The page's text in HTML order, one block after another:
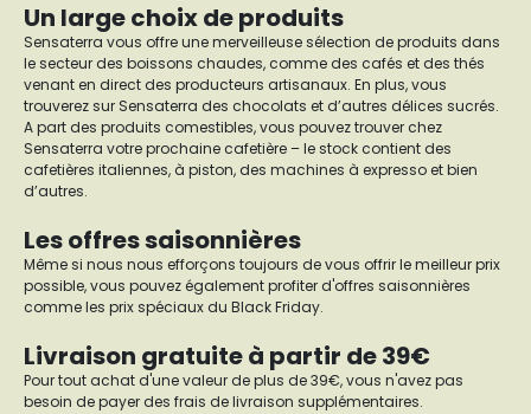
Un large choix de produits
Sensaterra vous offre une merveilleuse sélection de produits dans
le secteur des boissons chaudes, comme des cafés et des thés
venant en direct des producteurs artisanaux. En plus, vous
trouverez sur Sensaterra des chocolats et d’autres délices sucrés.
A part des produits comestibles, vous pouvez trouver chez
Sensaterra votre prochaine cafetière – le stock contient des
cafetières italiennes, à piston, des machines à expresso et bien
d’autres.
Les offres saisonnières
Même si nous nous efforçons toujours de vous offrir le meilleur prix
possible, vous pouvez également profiter d'offres saisonnières
comme les prix spéciaux du Black Friday.
Livraison gratuite à partir de 39€
Pour tout achat d'une valeur de plus de 39€, vous n'avez pas
besoin de payer des frais de livraison supplémentaires.